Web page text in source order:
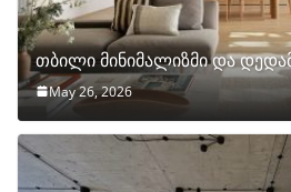
თბილი მინიმალიზმი და
May 26, 2026